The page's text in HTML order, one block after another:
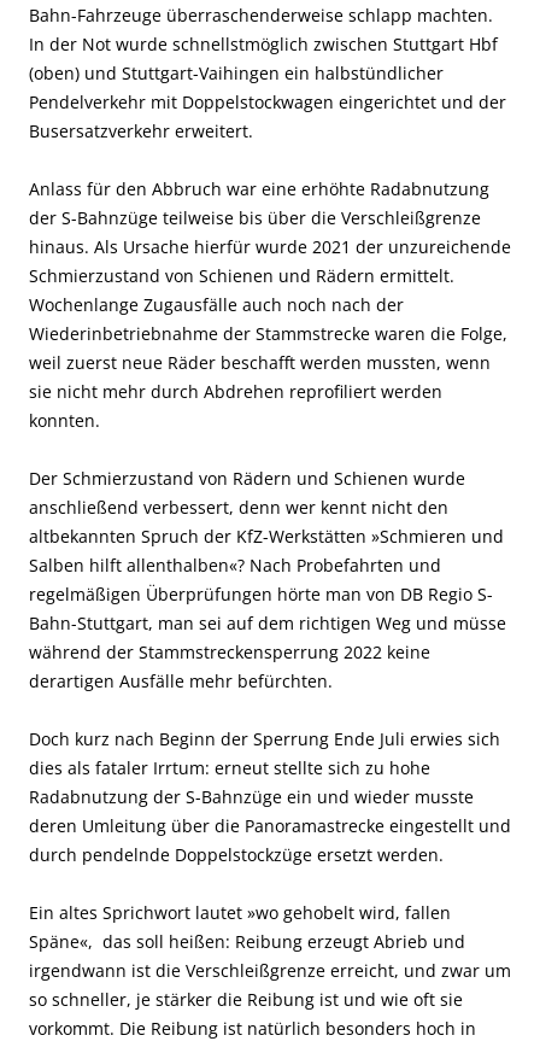
Bahn-Fahrzeuge überraschenderweise schlapp machten.
In der Not wurde schnellstmöglich zwischen Stuttgart Hbf
(oben) und Stuttgart-Vaihingen ein halbstündlicher
Pendelverkehr mit Doppelstockwagen eingerichtet und der
Busersatzverkehr erweitert.
Anlass für den Abbruch war eine erhöhte Radabnutzung
der S-Bahnzüge teilweise bis über die Verschleißgrenze
hinaus. Als Ursache hierfür wurde 2021 der unzureichende
Schmierzustand von Schienen und Rädern ermittelt.
Wochenlange Zugausfälle auch noch nach der
Wiederinbetriebnahme der Stammstrecke waren die Folge,
weil zuerst neue Räder beschafft werden mussten, wenn
sie nicht mehr durch Abdrehen reprofiliert werden
konnten.
Der Schmierzustand von Rädern und Schienen wurde
anschließend verbessert, denn wer kennt nicht den
altbekannten Spruch der KfZ-Werkstätten »Schmieren und
Salben hilft allenthalben«? Nach Probefahrten und
regelmäßigen Überprüfungen hörte man von DB Regio S-
Bahn-Stuttgart, man sei auf dem richtigen Weg und müsse
während der Stammstreckensperrung 2022 keine
derartigen Ausfälle mehr befürchten.
Doch kurz nach Beginn der Sperrung Ende Juli erwies sich
dies als fataler Irrtum: erneut stellte sich zu hohe
Radabnutzung der S-Bahnzüge ein und wieder musste
deren Umleitung über die Panoramastrecke eingestellt und
durch pendelnde Doppelstockzüge ersetzt werden.
Ein altes Sprichwort lautet »wo gehobelt wird, fallen
Späne«, das soll heißen: Reibung erzeugt Abrieb und
irgendwann ist die Verschleißgrenze erreicht, und zwar um
so schneller, je stärker die Reibung ist und wie oft sie
vorkommt. Die Reibung ist natürlich besonders hoch in